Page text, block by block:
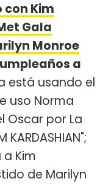
Kim
Gala
Monroe
a
está usando el
uso Norma
Oscar por La
KARDASHIAN";
Kim
de Marilyn